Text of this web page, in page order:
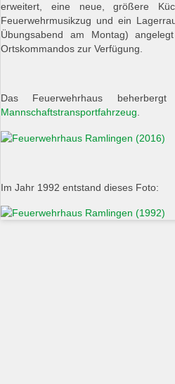
erweitert, eine neue, größere
Feuerwehrmusikzug und ein
Übungsabend am Montag)
Ortskommandos zur Verfügung.
Das Feuerwehrhaus
Mannschaftstransportfahrzeug.
Im Jahr 1992 entstand dieses Foto: